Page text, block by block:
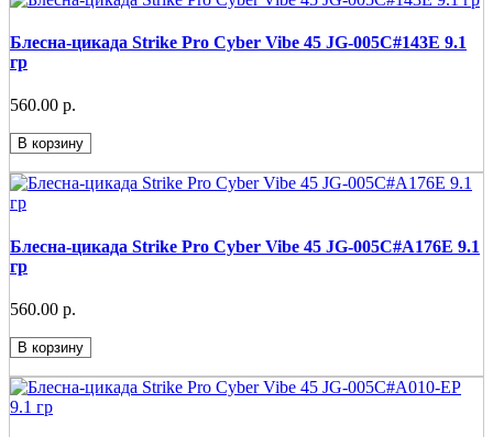
Блесна-цикада Strike Pro Cyber Vibe 45 JG-005C#143E 9.1
гр
560.00 р.
В корзину
Блесна-цикада Strike Pro Cyber Vibe 45 JG-005C#A176E 9.1
гр
560.00 р.
В корзину